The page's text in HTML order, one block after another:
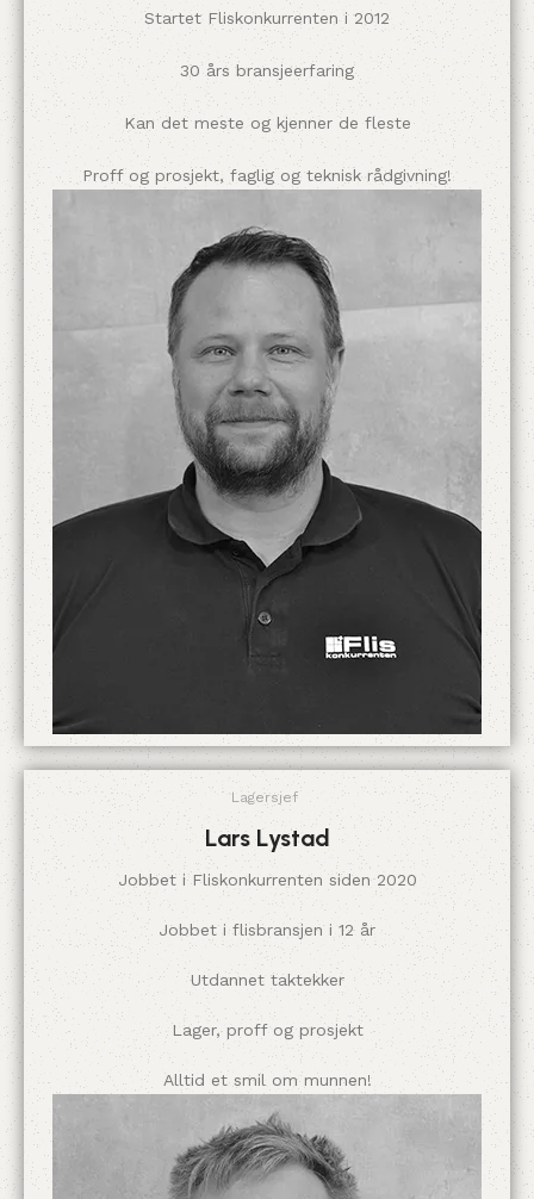
Startet Fliskonkurrenten i 2012
30 års bransjeerfaring
Kan det meste og kjenner de fleste
Proff og prosjekt, faglig og teknisk rådgivning!
Lagersjef
Lars Lystad
Jobbet i Fliskonkurrenten siden 2020
Jobbet i flisbransjen i 12 år
Utdannet taktekker
Lager, proff og prosjekt
Alltid et smil om munnen!